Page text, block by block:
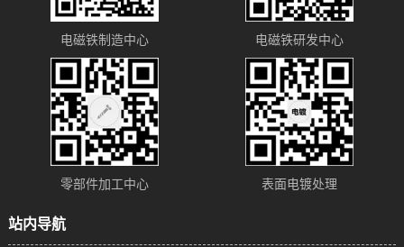
电磁铁制造中心 电磁铁研发中心
零部件加工中心 表面电镀处理
站内导航